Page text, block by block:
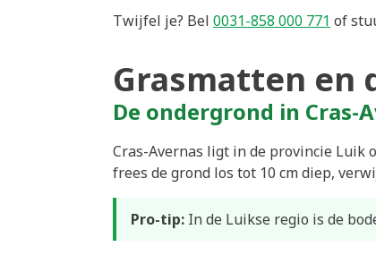
Twijfel je? Bel 0031-858 000 771 of
Grasmatten en
De ondergrond in
Cras-Avernas ligt in de provincie Luik
frees de grond los tot 10 cm diep,
Pro-tip: In de Luikse regio is de